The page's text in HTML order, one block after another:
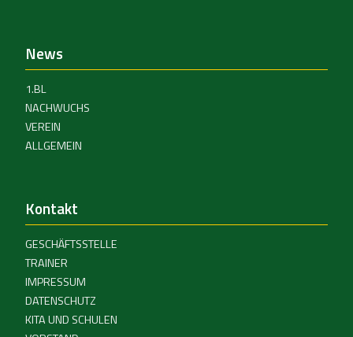
News
1.BL
NACHWUCHS
VEREIN
ALLGEMEIN
Kontakt
GESCHÄFTSSTELLE
TRAINER
IMPRESSUM
DATENSCHUTZ
KITA UND SCHULEN